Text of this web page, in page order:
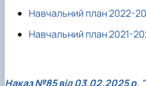
Навчальний план 2022-
Навчальний план 2021-
Наказ №85 від 03.02.2025 р.